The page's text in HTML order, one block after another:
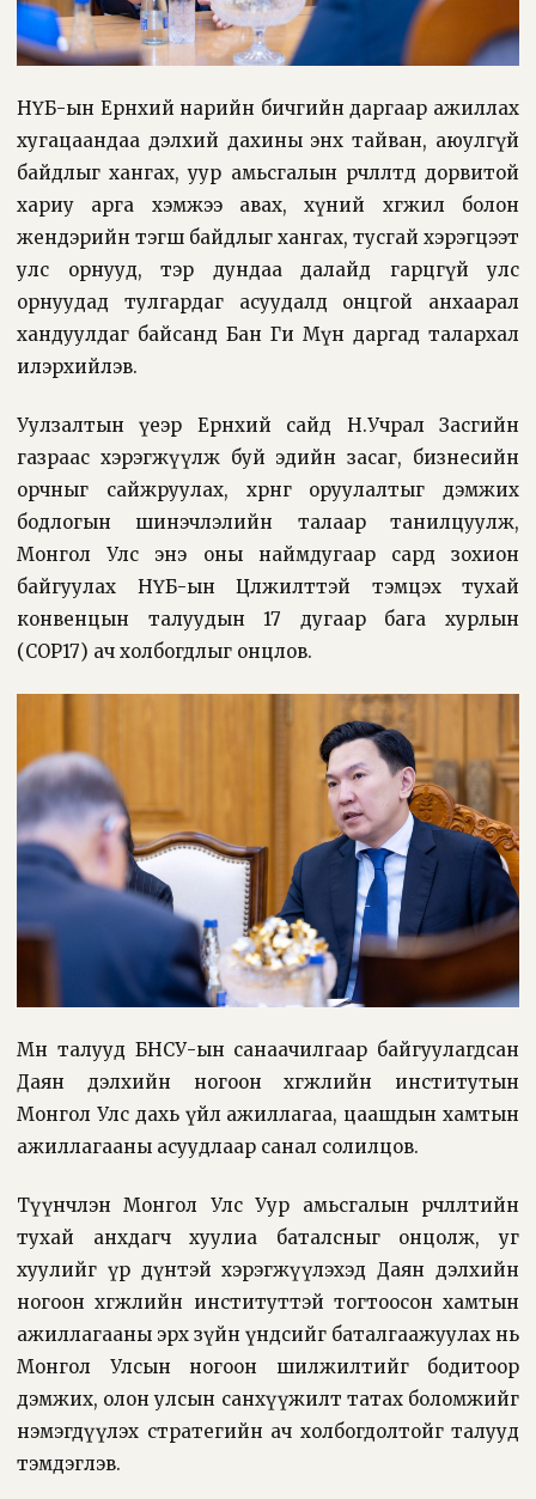
НҮБ-ын Ерөнхий нарийн бичгийн даргаар ажиллах
хугацаандаа дэлхий дахины энх тайван, аюулгүй
байдлыг хангах, уур амьсгалын өөрчлөлтөд дорвитой
хариу арга хэмжээ авах, хүний хөгжил болон
жендэрийн тэгш байдлыг хангах, тусгай хэрэгцээт
улс орнууд, тэр дундаа далайд гарцгүй улс
орнуудад тулгардаг асуудалд онцгой анхаарал
хандуулдаг байсанд Бан Ги Мүн даргад талархал
илэрхийлэв.
Уулзалтын үеэр Ерөнхий сайд Н.Учрал Засгийн
газраас хэрэгжүүлж буй эдийн засаг, бизнесийн
орчныг сайжруулах, хөрөнгө оруулалтыг дэмжих
бодлогын шинэчлэлийн талаар танилцуулж,
Монгол Улс энэ оны наймдугаар сард зохион
байгуулах НҮБ-ын Цөлжилттэй тэмцэх тухай
конвенцын талуудын 17 дугаар бага хурлын
(COP17) ач холбогдлыг онцлов.
Мөн талууд БНСУ-ын санаачилгаар байгуулагдсан
Даян дэлхийн ногоон хөгжлийн институтын
Монгол Улс дахь үйл ажиллагаа, цаашдын хамтын
ажиллагааны асуудлаар санал солилцов.
Түүнчлэн Монгол Улс Уур амьсгалын өөрчлөлтийн
тухай анхдагч хуулиа баталсныг онцолж, уг
хуулийг үр дүнтэй хэрэгжүүлэхэд Даян дэлхийн
ногоон хөгжлийн институттэй тогтоосон хамтын
ажиллагааны эрх зүйн үндсийг баталгаажуулах нь
Монгол Улсын ногоон шилжилтийг бодитоор
дэмжих, олон улсын санхүүжилт татах боломжийг
нэмэгдүүлэх стратегийн ач холбогдолтойг талууд
тэмдэглэв.